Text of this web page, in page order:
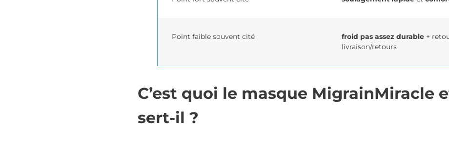
Point faible souvent cité froid pas assez durable+
livraison/retours
C’est quoi le masque MigrainMiracle
sert-il ?